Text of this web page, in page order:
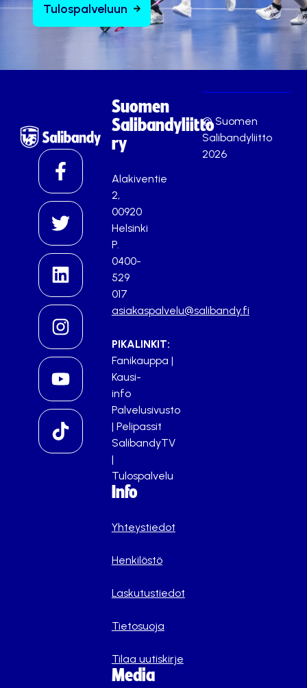
Tulospalveluun
Suomen
Salibandyliitto
ry
Alakiventie
2,
00920
Helsinki
P.
0400-
529
017
asiakaspalvelu@salibandy.fi
PIKALINKIT:
Fanikauppa |
Kausi-
info
Palvelusivusto
| Pelipassit
SalibandyTV
|
Tulospalvelu
Info
Yhteystiedot
Henkilöstö
Laskutustiedot
Tietosuoja
Tilaa uutiskirje
Media
© Suomen
Salibandyliitto
2026